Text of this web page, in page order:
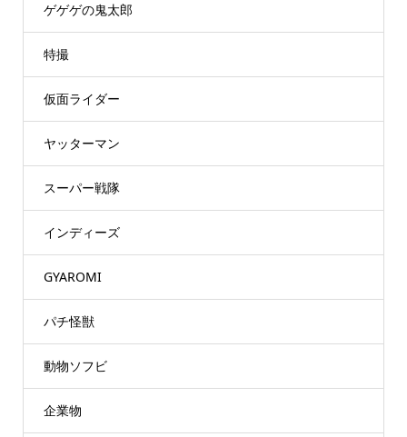
ゲゲゲの鬼太郎
特撮
仮面ライダー
ヤッターマン
スーパー戦隊
インディーズ
GYAROMI
パチ怪獣
動物ソフビ
企業物